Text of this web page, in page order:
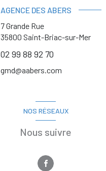
AGENCE DES ABERS
7 Grande Rue
35800 Saint-Briac-sur-Mer
02 99 88 92 70
gmd@aabers.com
NOS RÉSEAUX
Nous suivre